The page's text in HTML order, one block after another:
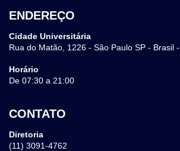
ENDEREÇO
Cidade Universitária
Rua do Matão, 1226 - São Paulo SP - Brasil
Horário
De 07:30 a 21:00
CONTATO
Diretoria
(11) 3091-4762